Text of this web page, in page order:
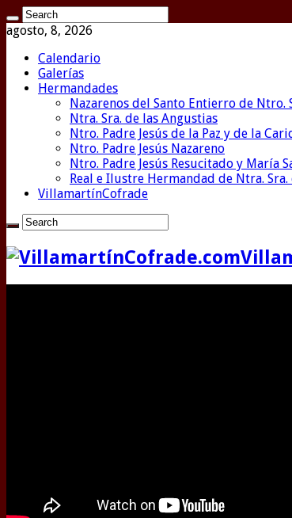
agosto, 8, 2026
Calendario
Galerías
Hermandades
Nazarenos del Santo Entierro de Ntro.
Ntra. Sra. de las Angustias
Ntro. Padre Jesús de la Paz y de la
Ntro. Padre Jesús Nazareno
Ntro. Padre Jesús Resucitado y María
Real e Ilustre Hermandad de Ntra.
VillamartínCofrade